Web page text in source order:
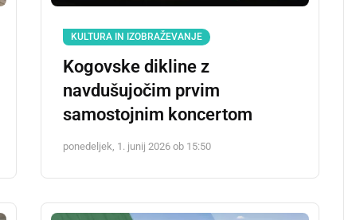
KULTURA IN IZOBRAŽEVANJE
Kogovske dikline z
navdušujočim prvim
samostojnim koncertom
ponedeljek, 1. junij 2026 ob 15:50